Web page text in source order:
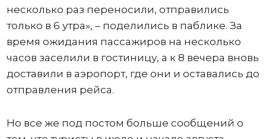
несколько раз переносили, отправились
только в 6 утра», – поделились в паблике. За
время ожидания пассажиров на несколько
часов заселили в гостиницу, а к 8 вечера вновь
доставили в аэропорт, где они и оставались до
отправления рейса.
Но все же под постом больше сообщений о